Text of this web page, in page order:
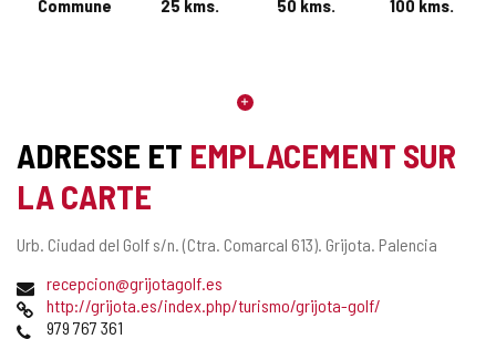
Commune 25 kms. 50 kms. 100 kms.
ADRESSE ET EMPLACEMENT SUR
LA CARTE
Adresse
Urb. Ciudad del Golf s/n. (Ctra. Comarcal 613). Grijota. Palencia
Adresse
de
courrier
recepcion@grijotagolf.es
Page
Web
http://grijota.es/index.php/turismo/grijota-golf/
Téléphones
979 767 361